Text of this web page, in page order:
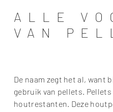
De naam zegt het al, want
gebruik van pellets.
houtrestanten. Deze
ALLE
VAN